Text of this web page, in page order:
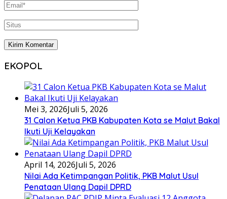
EKOPOL
Mei 3, 2026Juli 5, 2026
31 Calon Ketua PKB Kabupaten Kota se Malut Bakal
Ikuti Uji Kelayakan
April 14, 2026Juli 5, 2026
Nilai Ada Ketimpangan Politik, PKB Malut Usul
Penataan Ulang Dapil DPRD